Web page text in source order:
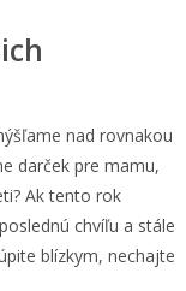
nad rovnakou
darček pre mamu,
Ak tento rok
chvíľu a stále
blízkym, nechajte